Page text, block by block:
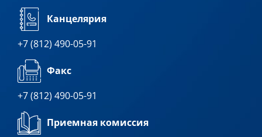
Канцелярия
+7 (812) 490-05-91
Факс
+7 (812) 490-05-91
Приемная комиссия